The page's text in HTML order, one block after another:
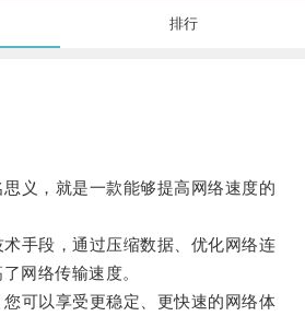
排行
，就是一款能够提高网络速度的
段，通过压缩数据、优化网络连
网络传输速度。
以享受更稳定、更快速的网络体